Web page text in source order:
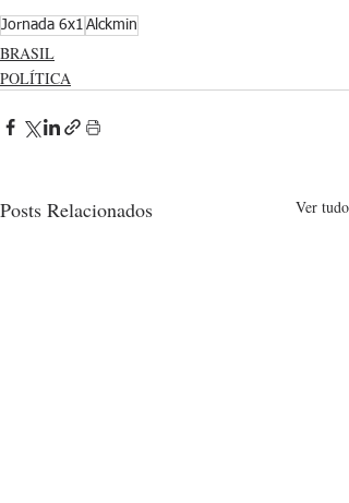
Jornada 6x1 Alckmin
BRASIL
POLÍTICA
Posts Relacionados Ver tudo